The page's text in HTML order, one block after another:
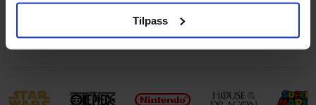
Tilpass
Leverandørstatus
Tilgjengelig